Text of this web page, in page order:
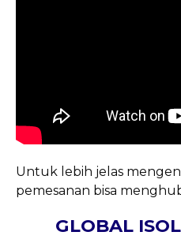
Untuk lebih jelas
pemesanan bisa
GLOBAL